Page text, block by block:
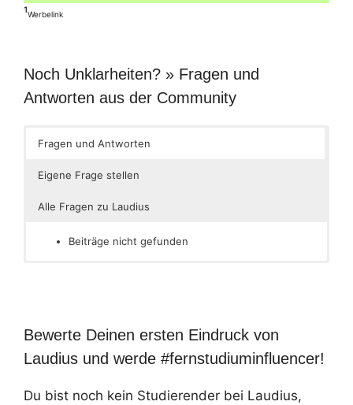
¹Werbelink
Noch Unklarheiten? » Fragen und
Antworten aus der Community
Fragen und Antworten
Eigene Frage stellen
Alle Fragen zu Laudius
Beiträge nicht gefunden
Bewerte Deinen ersten Eindruck von
Laudius und werde #fernstudiuminfluencer!
Du bist noch kein Studierender bei Laudius,